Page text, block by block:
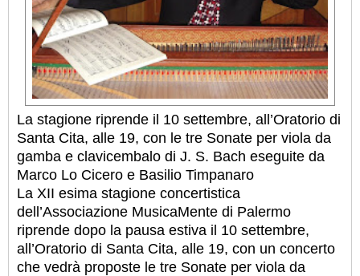
La stagione riprende il 10 settembre, all’Oratorio di
Santa Cita, alle 19, con le tre Sonate per viola da
gamba e clavicembalo di J. S. Bach eseguite da
Marco Lo Cicero e Basilio Timpanaro
La XII esima stagione concertistica
dell’Associazione MusicaMente di Palermo
riprende dopo la pausa estiva il 10 settembre,
all’Oratorio di Santa Cita, alle 19, con un concerto
che vedrà proposte le tre Sonate per viola da